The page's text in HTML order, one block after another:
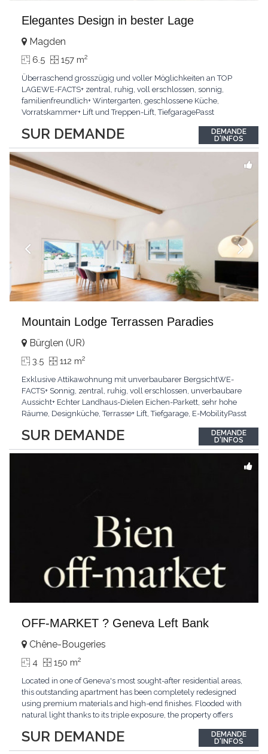
Elegantes Design in bester Lage
SUR DEMANDE
Magden
6.5 157 m2
Überraschend grosszügig und voller Möglichkeiten an TOP
LAGEWE-FACTS+ zentral, ruhig, voll erschlossen, sonnig,
familienfreundlich+ Wintergarten, geschlossene Küche,
Vorratskammer+ Lift und Treppen-Lift, TiefgaragePasst
Wintergarten schaffen ein lichtdurchflutetes
Wunder.Interessiert? JETZT anrufen: +41 76 507 21 32
DEMANDE
D'INFOS
Mountain Lodge Terrassen Paradies
SUR DEMANDE
Bürglen (UR)
3.5 112 m2
Exklusive Attikawohnung mit unverbaubarer BergsichtWE-
FACTS+ Sonnig, zentral, ruhig, voll erschlossen, unverbaubare
Aussicht+ Echter Landhaus-Dielen Eichen-Parkett, sehr hohe
Räume, Designküche, Terrasse+ Lift, Tiefgarage, E-MobilityPasst
ArchitekturKLARTEXT: Grosszügig, sonnig und kompromisslos
hochwertig mit Logenplatz.Interessiert?...
DEMANDE
D'INFOS
OFF-MARKET ? Geneva Left Bank
SUR DEMANDE
Chêne-Bougeries
4 150 m2
Located in one of Geneva's most sought-after residential areas,
this outstanding apartment has been completely redesigned
using premium materials and high-end finishes. Flooded with
natural light thanks to its triple exposure, the property offers
master suite, elegant reception areas, and a spacious terrace
overlooking a peaceful and green...
DEMANDE
D'INFOS